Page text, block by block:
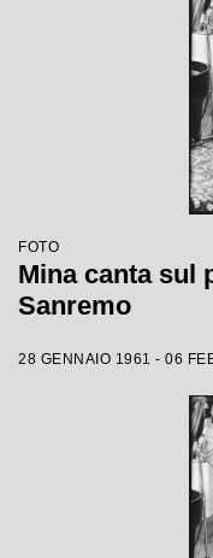
FOTO
Mina canta sul
Sanremo
28 GENNAIO 1961 - 06